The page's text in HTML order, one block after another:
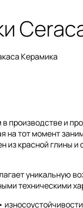
Керамика
производстве и
на тот момент
из красной глины
уникальную
техническими